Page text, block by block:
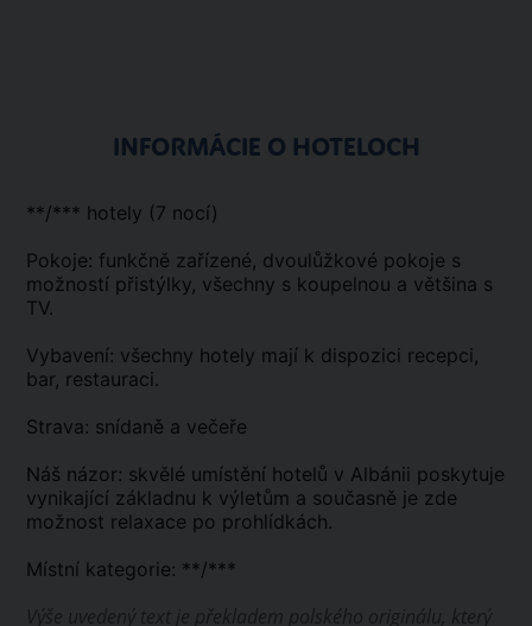
INFORMÁCIE O HOTELOCH
**/*** hotely (7 nocí)
Pokoje: funkčně zařízené, dvoulůžkové pokoje s
možností přistýlky, všechny s koupelnou a většina s
TV.
Vybavení: všechny hotely mají k dispozici recepci,
bar, restauraci.
Strava: snídaně a večeře
Náš názor: skvělé umístění hotelů v Albánii poskytuje
vynikající základnu k výletům a současně je zde
možnost relaxace po prohlídkách.
Místní kategorie: **/***